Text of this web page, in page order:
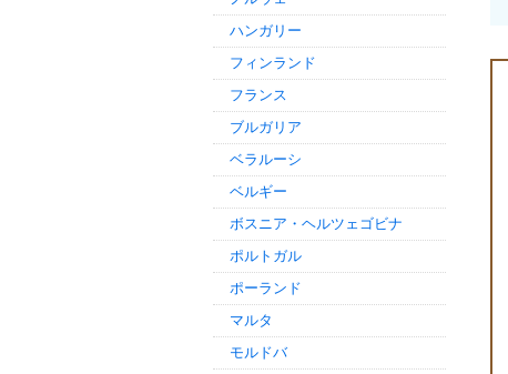
ハンガリー
フィンランド
フランス
ブルガリア
ベラルーシ
ベルギー
ボスニア・ヘルツェゴビナ
ポルトガル
ポーランド
マルタ
モルドバ